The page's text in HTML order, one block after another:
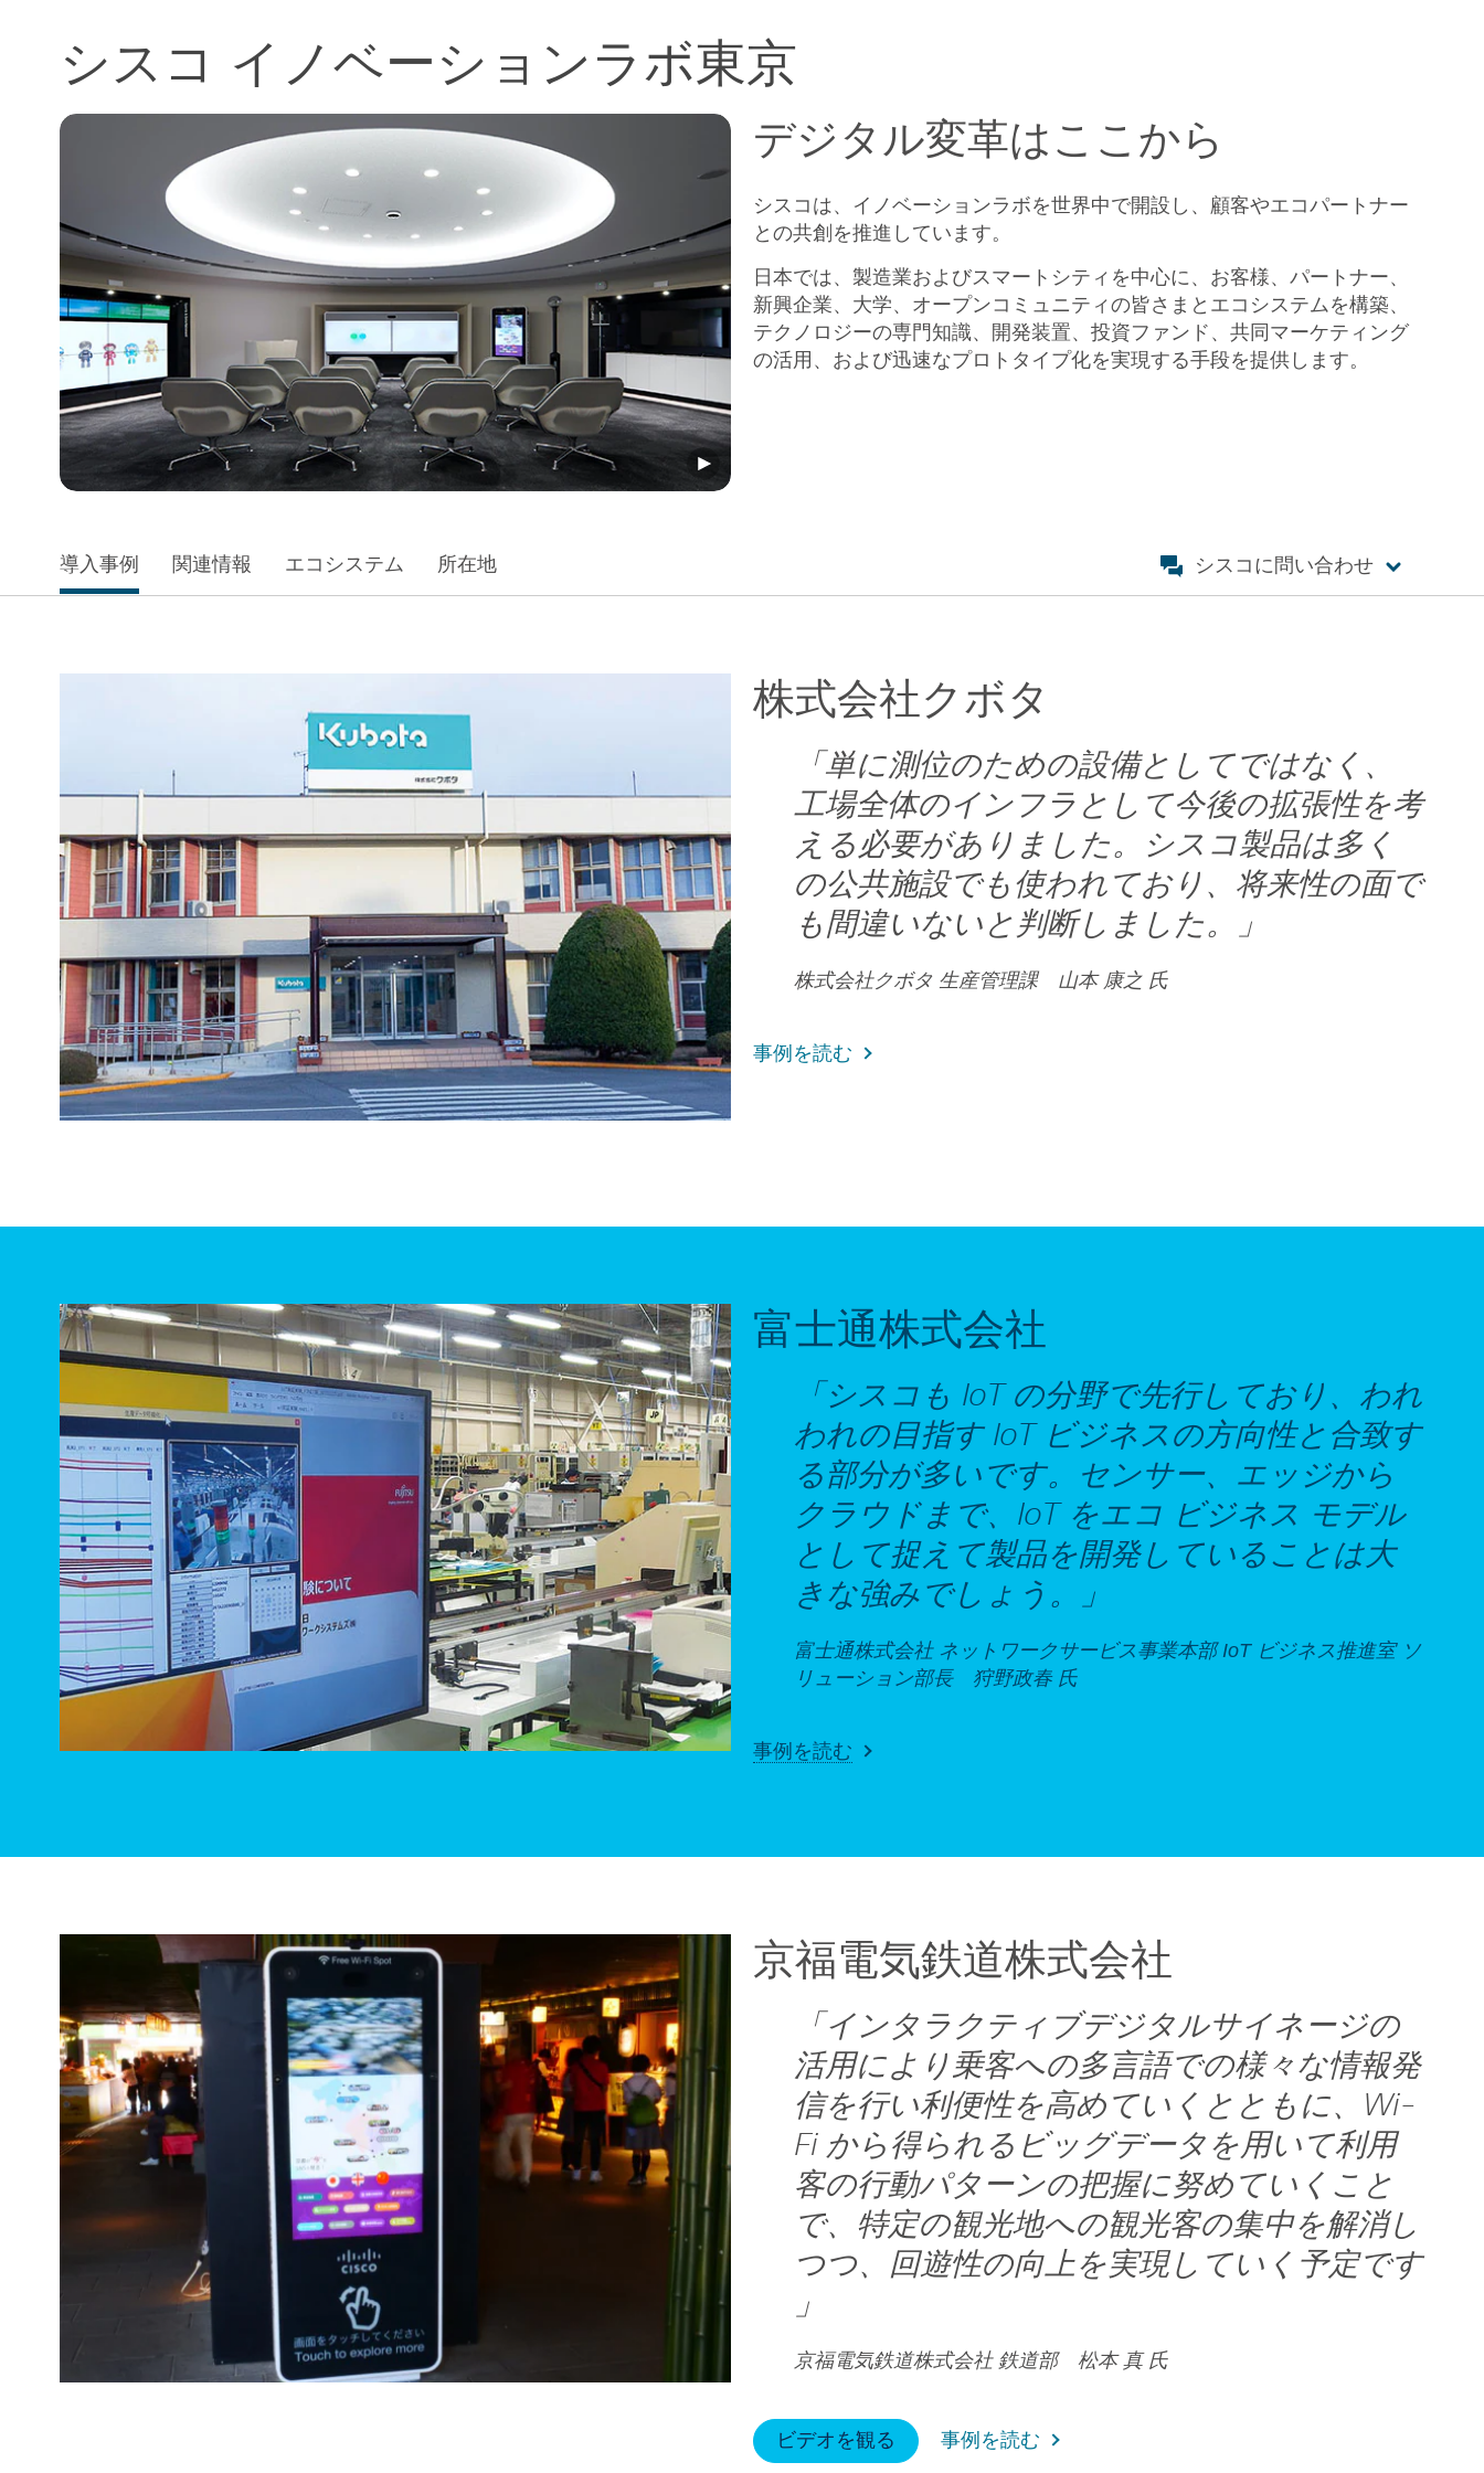
シスコ イノベーションラボ東京
デジタル変革はここから
シスコは、イノベーションラボを世界中で開設し、顧客やエコパートナー
との共創を推進しています。
日本では、製造業およびスマートシティを中心に、お客様、パートナー、
新興企業、大学、オープンコミュニティの皆さまとエコシステムを構築、
テクノロジーの専門知識、開発装置、投資ファンド、共同マーケティング
の活用、および迅速なプロトタイプ化を実現する手段を提供します。
導入事例 関連情報 エコシステム 所在地 シスコに問い合わせ
株式会社クボタ
「 単に測位のための設備としてではなく、
工場全体のインフラとして今後の拡張性を考
える必要がありました。シスコ製品は多く
の公共施設でも使われており、将来性の面で
も間違いないと判断しました。
」
株式会社クボタ 生産管理課 山本 康之 氏
事例を読む
富士通株式会社
「 シスコも IoT の分野で先行しており、われ
われの目指す IoT ビジネスの方向性と合致す
る部分が多いです。センサー、エッジから
クラウドまで、IoT をエコ ビジネス モデル
として捉えて製品を開発していることは大
きな強みでしょう。
」
富士通株式会社 ネットワークサービス事業本部 IoT ビジネス推進室 ソ
リューション部長 狩野政春 氏
事例を読む
京福電気鉄道株式会社
「 インタラクティブデジタルサイネージの
活用により乗客への多言語での様々な情報発
信を行い利便性を高めていくとともに、Wi-
Fi から得られるビッグデータを用いて利用
客の行動パターンの把握に努めていくこと
で、特定の観光地への観光客の集中を解消し
つつ、回遊性の向上を実現していく予定です
」
京福電気鉄道株式会社 鉄道部 松本 真 氏
ビデオを観る 事例を読む